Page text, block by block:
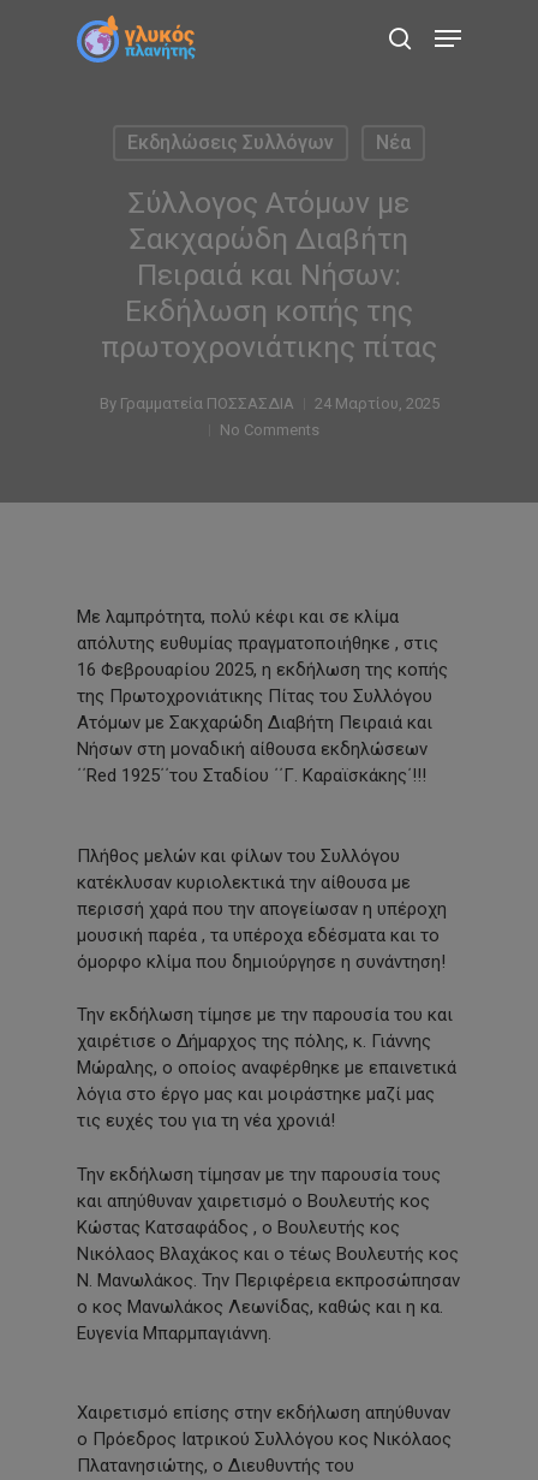
search
Menu
Εκδηλώσεις Συλλόγων Νέα
Σύλλογος Ατόμων με
Σακχαρώδη Διαβήτη
Πειραιά και Νήσων:
Εκδήλωση κοπής της
πρωτοχρονιάτικης πίτας
By Γραμματεία ΠΟΣΣΑΣΔΙΑ
24 Μαρτίου, 2025
No Comments
Με λαμπρότητα, πολύ κέφι και σε κλίμα
απόλυτης ευθυμίας πραγματοποιήθηκε , στις
16 Φεβρουαρίου 2025, η εκδήλωση της κοπής
της Πρωτοχρονιάτικης Πίτας του Συλλόγου
Ατόμων με Σακχαρώδη Διαβήτη Πειραιά και
Νήσων στη μοναδική αίθουσα εκδηλώσεων
΄΄Red 1925΄΄του Σταδίου ΄΄Γ. Καραϊσκάκης΄!!!
Πλήθος μελών και φίλων του Συλλόγου
κατέκλυσαν κυριολεκτικά την αίθουσα με
περισσή χαρά που την απογείωσαν η υπέροχη
μουσική παρέα , τα υπέροχα εδέσματα και το
όμορφο κλίμα που δημιούργησε η συνάντηση!
Την εκδήλωση τίμησε με την παρουσία του και
χαιρέτισε ο Δήμαρχος της πόλης, κ. Γιάννης
Μώραλης, ο οποίος αναφέρθηκε με επαινετικά
λόγια στο έργο μας και μοιράστηκε μαζί μας
τις ευχές του για τη νέα χρονιά!
Την εκδήλωση τίμησαν με την παρουσία τους
και απηύθυναν χαιρετισμό ο Βουλευτής κος
Κώστας Κατσαφάδος , ο Βουλευτής κος
Νικόλαος Βλαχάκος και ο τέως Βουλευτής κος
Ν. Μανωλάκος. Την Περιφέρεια εκπροσώπησαν
ο κος Μανωλάκος Λεωνίδας, καθώς και η κα.
Ευγενία Μπαρμπαγιάννη.
Χαιρετισμό επίσης στην εκδήλωση απηύθυναν
ο Πρόεδρος Ιατρικού Συλλόγου κος Νικόλαος
Πλατανησιώτης, ο Διευθυντής του